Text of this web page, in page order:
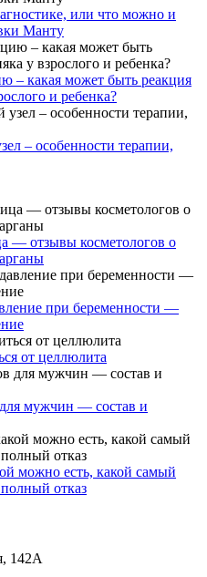
или что можно и
Манту
– какая может быть реакция
и ребенка?
– особенности терапии,
— отзывы косметологов о
при беременности —
от целлюлита
мужчин — состав и
можно есть, какой самый
отказ
142А